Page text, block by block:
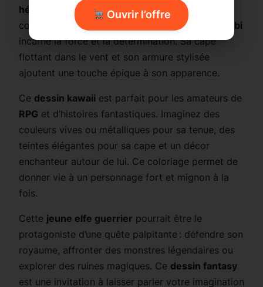
héroïque
. Avec ses oreilles pointues, son regard
confiant et sa tenue d’aventurier, ce
guerrier chibi
incarne la force et la détermination. Sa cape
flottant dans le vent et son armure stylisée
ajoutent une touche épique à son apparence.
Ce dessin kawaii est parfait pour les amateurs de
RPG et d’histoires fantastiques. Imaginez des
couleurs vives ou métalliques pour sa tenue, des
teintes élégantes pour sa cape et un décor
enchanteur autour de lui. Ce coloriage permet de
donner vie à un personnage fort et mignon à la
fois.
Cette jeune elfe guerrier pourrait être le
protagoniste d’une quête palpitante : défendre son
royaume, affronter des monstres légendaires ou
explorer des ruines magiques. Ce dessin fantasy
est une invitation à laisser parler votre imagination
Ouvrir l’offre